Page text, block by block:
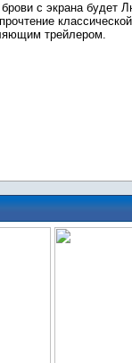
с экрана будет
трейлером.